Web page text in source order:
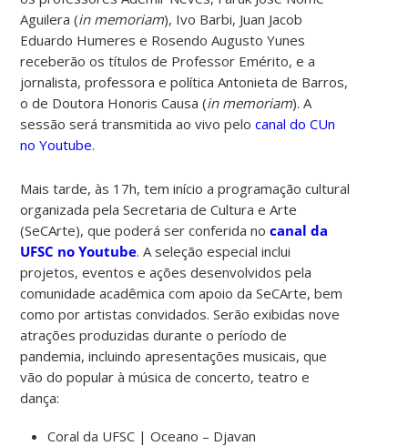
Aguilera (in memoriam), Ivo Barbi, Juan Jacob
Eduardo Humeres e Rosendo Augusto Yunes
receberão os títulos de Professor Emérito, e a
jornalista, professora e política Antonieta de Barros,
o de Doutora Honoris Causa (in memoriam). A
sessão será transmitida ao vivo pelocanal do CUn
no Youtube.
Mais tarde, às 17h, tem início a programação cultural
organizada pela Secretaria de Cultura e Arte
(SeCArte), que poderá ser conferida nocanal da
UFSC no Youtube. A seleção especial inclui
projetos, eventos e ações desenvolvidos pela
comunidade acadêmica com apoio da SeCArte, bem
como por artistas convidados. Serão exibidas nove
atrações produzidas durante o período de
pandemia, incluindo apresentações musicais, que
vão do popular à música de concerto, teatro e
dança:
Coral da UFSC | Oceano – Djavan